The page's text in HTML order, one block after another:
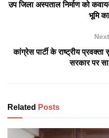
उप जिला अस्पताल निर्माण को
भूमि का
कांग्रेस पार्टी के राष्ट्रीय
सरकार पर
Related Posts